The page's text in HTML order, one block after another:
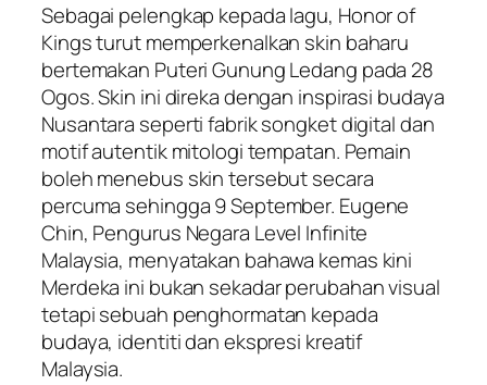
Sebagai pelengkap kepada lagu, Honor of
Kings turut memperkenalkan skin baharu
bertemakan Puteri Gunung Ledang pada 28
Ogos. Skin ini direka dengan inspirasi budaya
Nusantara seperti fabrik songket digital dan
motif autentik mitologi tempatan. Pemain
boleh menebus skin tersebut secara
percuma sehingga 9 September. Eugene
Chin, Pengurus Negara Level Infinite
Malaysia, menyatakan bahawa kemas kini
Merdeka ini bukan sekadar perubahan visual
tetapi sebuah penghormatan kepada
budaya, identiti dan ekspresi kreatif
Malaysia.